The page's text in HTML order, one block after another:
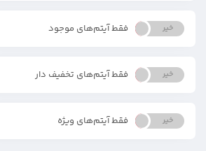
بله خیر فقط آیتم‌های موجود
بله خیر فقط آیتم‌های تخفیف دار
بله خیر فقط آیتم‌های ویژه